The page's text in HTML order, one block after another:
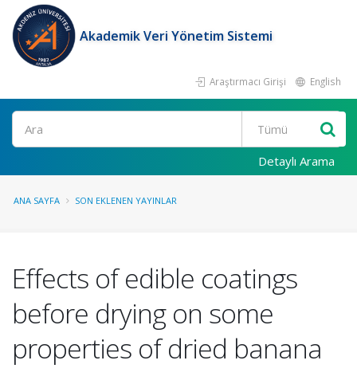
Akademik Veri Yönetim Sistemi
Araştırmacı Girişi English
Ara
Detaylı Arama
ANA SAYFA SON EKLENEN YAYINLAR
Effects of edible coatings
before drying on some
properties of dried banana